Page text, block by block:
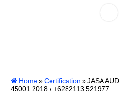
Home » Certification » JASA
45001:2018 / +6282113 521977